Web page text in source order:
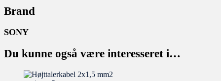
Brand
SONY
Du kunne også være interesseret i…